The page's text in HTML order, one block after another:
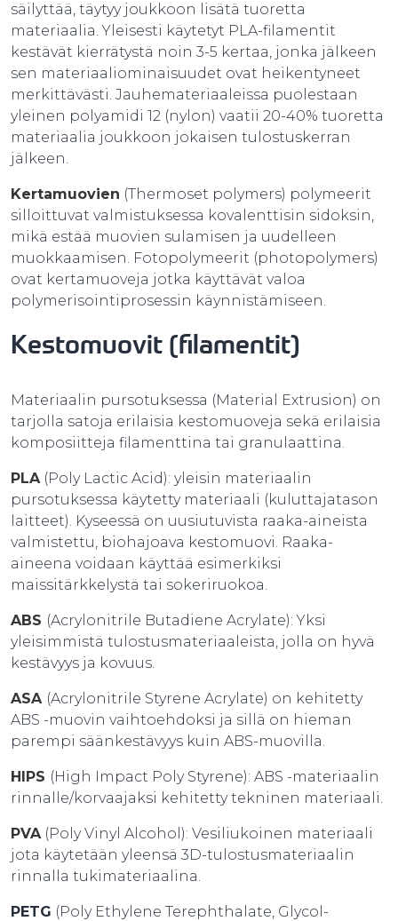
säilyttää, täytyy joukkoon lisätä tuoretta
materiaalia. Yleisesti käytetyt PLA-filamentit
kestävät kierrätystä noin 3-5 kertaa, jonka jälkeen
sen materiaaliominaisuudet ovat heikentyneet
merkittävästi. Jauhemateriaaleissa puolestaan
yleinen polyamidi 12 (nylon) vaatii 20-40% tuoretta
materiaalia joukkoon jokaisen tulostuskerran
jälkeen.
Kertamuovien (Thermoset polymers) polymeerit
silloittuvat valmistuksessa kovalenttisin sidoksin,
mikä estää muovien sulamisen ja uudelleen
muokkaamisen. Fotopolymeerit (photopolymers)
ovat kertamuoveja jotka käyttävät valoa
polymerisointiprosessin käynnistämiseen.
Kestomuovit (filamentit)
Materiaalin pursotuksessa (Material Extrusion) on
tarjolla satoja erilaisia kestomuoveja sekä erilaisia
komposiitteja filamenttina tai granulaattina.
PLA (Poly Lactic Acid): yleisin materiaalin
pursotuksessa käytetty materiaali (kuluttajatason
laitteet). Kyseessä on uusiutuvista raaka-aineista
valmistettu, biohajoava kestomuovi. Raaka-
aineena voidaan käyttää esimerkiksi
maissitärkkelystä tai sokeriruokoa.
ABS (Acrylonitrile Butadiene Acrylate): Yksi
yleisimmistä tulostusmateriaaleista, jolla on hyvä
kestävyys ja kovuus.
ASA (Acrylonitrile Styrene Acrylate) on kehitetty
ABS -muovin vaihtoehdoksi ja sillä on hieman
parempi säänkestävyys kuin ABS-muovilla.
HIPS (High Impact Poly Styrene): ABS -materiaalin
rinnalle/korvaajaksi kehitetty tekninen materiaali.
PVA (Poly Vinyl Alcohol): Vesiliukoinen materiaali
jota käytetään yleensä 3D-tulostusmateriaalin
rinnalla tukimateriaalina.
PETG (Poly Ethylene Terephthalate, Glycol-